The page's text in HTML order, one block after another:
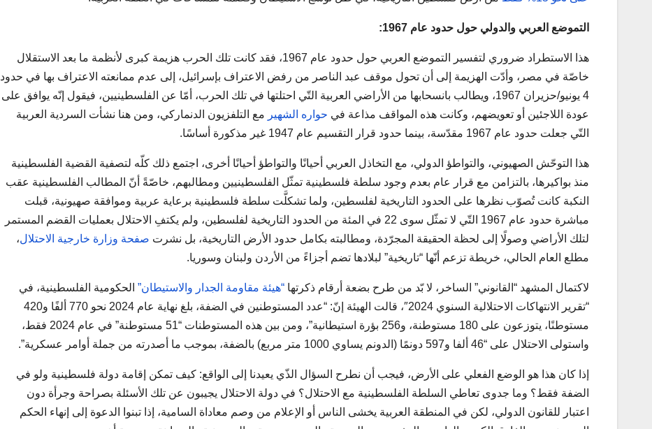
التموضع العربي والدولي حول حدود عام 1967:
هذا الاستطراد ضروري لتفسير التموضع العربي حول حدود عام 1967، فقد كانت تلك الحرب هزيمة كبرى لأنظمة ما بعد الاستقلال
خاصّة في مصر، وأدّت الهزيمة إلى أن تحول موقف عبد الناصر من رفض الاعتراف بإسرائيل، إلى عدم ممانعته الاعتراف بها في حدود
4 يونيو/حزيران 1967، ويطالب بانسحابها من الأراضي العربية التّي احتلتها في تلك الحرب، أمّا عن الفلسطينيين، فيقول إنّه يوافق على
عودة اللاجئين أو تعويضهم، وكانت هذه المواقف مذاعة في حواره الشهير مع التلفزيون الدنماركي، ومن هنا نشأت السردية العربية
التّي جعلت حدود عام 1967 مقدّسة، بينما حدود قرار التقسيم عام 1947 غير مذكورة أساسًا.
هذا التوحّش الصهيوني، والتواطؤ الدولي، مع التخاذل العربي أحيانًا والتواطؤ أحيانًا أخرى، اجتمع ذلك كلّه لتصفية القضية الفلسطينية
منذ بواكيرها، بالتزامن مع قرار عام بعدم وجود سلطة فلسطينية تمثّل الفلسطينيين ومطالبهم، خاصّةً أنّ المطالب الفلسطينية عقب
النكبة كانت تُصوّب نظرها على الحدود التاريخية لفلسطين، ولما تشكلَّت سلطة فلسطينية برعاية عربية وموافقة صهيونية، قبلت
مباشرة حدود عام 1967 التّي لا تمثّل سوى 22 في المئة من الحدود التاريخية لفلسطين، ولم يكتفِ الاحتلال بعمليات القضم المستمر
لتلك الأراضي وصولًا إلى لحظة الحقيقة المجرّدة، ومطالبته بكامل حدود الأرض التاريخية، بل نشرت صفحة وزارة خارجية الاحتلال،
مطلع العام الحالي، خريطة تزعم أنّها “تاريخية” لبلادها تضم أجزاءً من الأردن ولبنان وسوريا.
لاكتمال المشهد “القانوني” الساخر، لا بّد من طرح بضعة أرقام ذكرتها “هيئة مقاومة الجدار والاستيطان” الحكومية الفلسطينية، في
“تقرير الانتهاكات الاحتلالية السنوي 2024″، قالت الهيئة إنّ: “عدد المستوطنين في الضفة، بلغ نهاية عام 2024 نحو 770 ألفًا و420
مستوطنًا، يتوزعون على 180 مستوطنة، و256 بؤرة استيطانية”، ومن بين هذه المستوطنات “51 مستوطنة” في عام 2024 فقط،
واستولى الاحتلال على “46 ألفا و597 دونمًا (الدونم يساوي 1000 متر مربع) بالضفة، بموجب ما أصدرته من جملة أوامر عسكرية”.
إذا كان هذا هو الوضع الفعلي على الأرض، فيجب أن نطرح السؤال الذّي يعيدنا إلى الواقع: كيف تمكن إقامة دولة فلسطينية ولو في
الضفة فقط؟ وما جدوى تعاطي السلطة الفلسطينية مع الاحتلال؟ في دولة الاحتلال يجيبون عن تلك الأسئلة بصراحة وجرأة دون
اعتبار للقانون الدولي، لكن في المنطقة العربية يخشى الناس أو الإعلام من وصم معاداة السامية، إذا تبنوا الدعوة إلى إنهاء الحكم